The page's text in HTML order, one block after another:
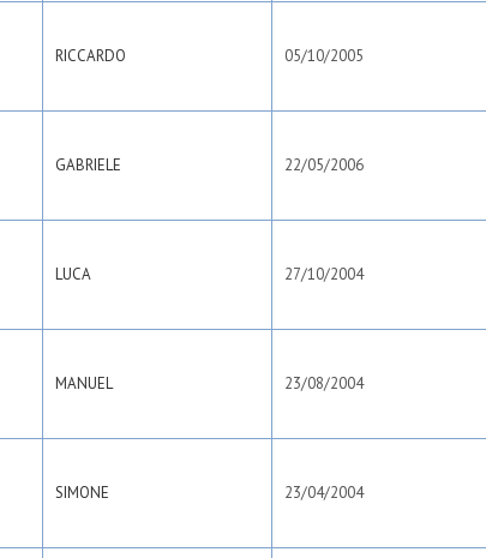
RICCARDO 05/10/2005
GABRIELE 22/05/2006
LUCA 27/10/2004
MANUEL 23/08/2004
SIMONE 23/04/2004